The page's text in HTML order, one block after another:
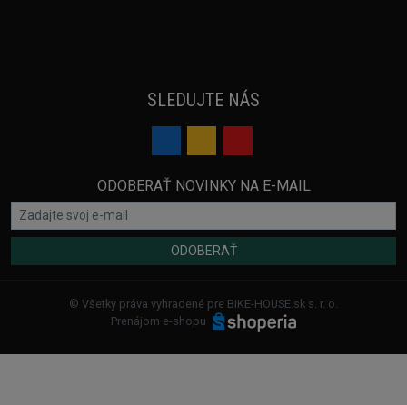
SLEDUJTE NÁS
ODOBERAŤ NOVINKY NA E-MAIL
ODOBERAŤ
© Všetky práva vyhradené pre BIKE-HOUSE.sk s. r. o.
Prenájom e-shopu